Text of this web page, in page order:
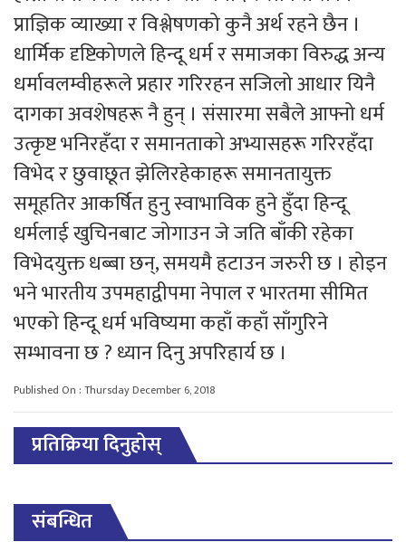
प्राज्ञिक व्याख्या र विश्लेषणको कुनै अर्थ रहने छैन ।
धार्मिक दृष्टिकोणले हिन्दू धर्म र समाजका विरुद्ध अन्य
धर्मावलम्वीहरूले प्रहार गरिरहन सजिलो आधार यिनै
दागका अवशेषहरू नै हुन् । संसारमा सबैले आफ्नो धर्म
उत्कृष्ट भनिरहँदा र समानताको अभ्यासहरू गरिरहँदा
विभेद र छुवाछूत झेलिरहेकाहरू समानतायुक्त
समूहतिर आकर्षित हुनु स्वाभाविक हुने हुँदा हिन्दू
धर्मलाई खुचिनबाट जोगाउन जे जति बाँकी रहेका
विभेदयुक्त धब्बा छन्, समयमै हटाउन जरुरी छ । होइन
भने भारतीय उपमहाद्वीपमा नेपाल र भारतमा सीमित
भएको हिन्दू धर्म भविष्यमा कहाँ कहाँ साँगुरिने
सम्भावना छ ? ध्यान दिनु अपरिहार्य छ ।
Published On : Thursday December 6, 2018
प्रतिक्रिया दिनुहोस्
संबन्धित